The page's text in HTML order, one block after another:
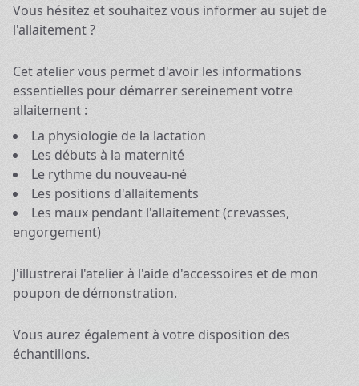
Vous hésitez et souhaitez vous informer au sujet de
l'allaitement ?
Cet atelier vous permet d'avoir les informations
essentielles pour démarrer sereinement votre
allaitement :
La physiologie de la lactation
Les débuts à la maternité
Le rythme du nouveau-né
Les positions d'allaitements
Les maux pendant l'allaitement (crevasses,
engorgement)
J'illustrerai l'atelier à l'aide d'accessoires et de mon
poupon de démonstration.
Vous aurez également à votre disposition des
échantillons.